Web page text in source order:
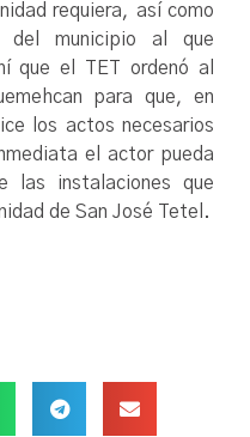
requiera, así como
del municipio al que
que el TET ordenó al
para que, en
los actos necesarios
el actor pueda
las instalaciones que
de San José Tetel.